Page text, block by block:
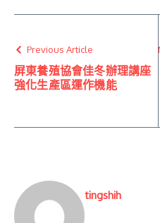
Previous Article
屏東養殖協會佳冬辦理講座
強化生產區運作機能
tingshih